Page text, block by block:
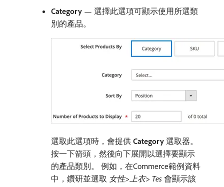
Category — 選擇此選項可顯示使用所選類
別的產品。
選取此選項時，會提供​ Category ​選取器。
按一下箭頭，然後向下展開以選擇要顯示
的產品類別。 例如，在Commerce範例資料
中，鑽研並選取​ 女性>上衣> Tes ​會顯示該